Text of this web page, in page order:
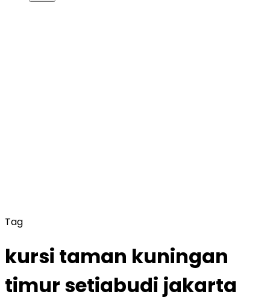
Tag
kursi taman kuningan
timur setiabudi jakarta